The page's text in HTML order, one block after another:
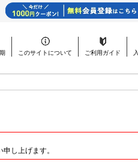
このサイトについて ご利用ガイド
し上げます。